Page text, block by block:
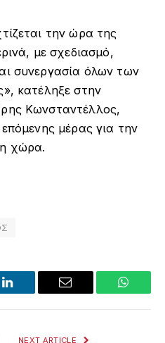
την ώρα της
με σχεδιασμό,
συνεργασία όλων των
κατέληξε στην
Κωνσταντέλλος,
μέρας για την
χώρα.
LinkedIn Email
NEXT ARTICLE